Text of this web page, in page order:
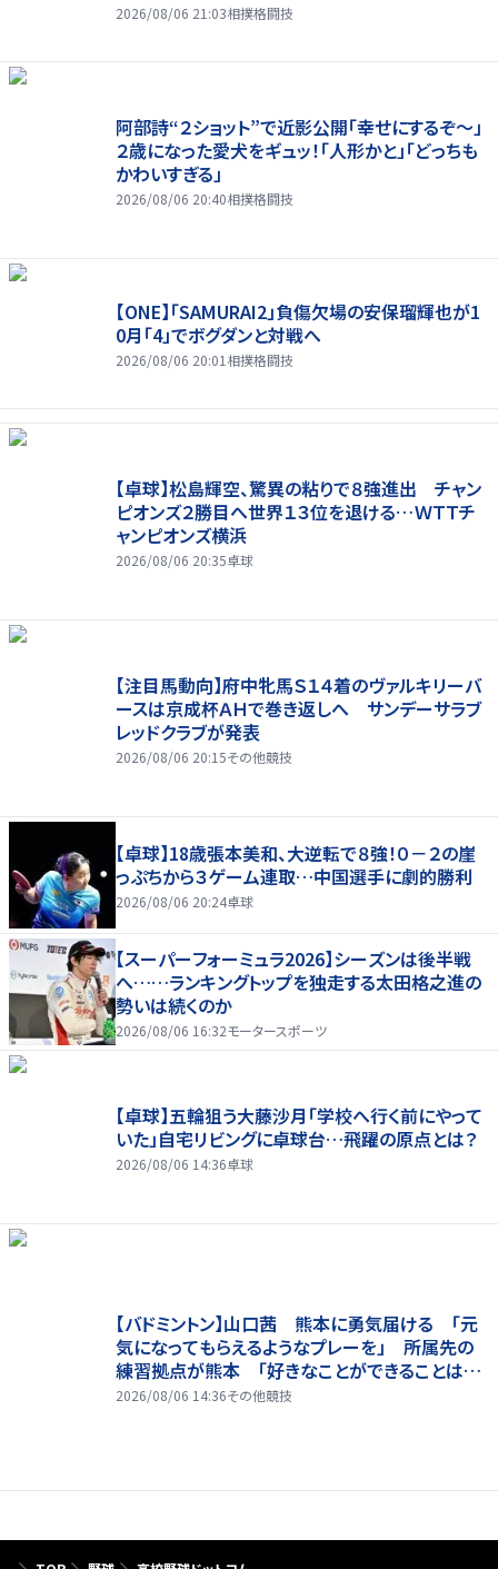
2026/08/06 21:03相撲格闘技
阿部詩“２ショット”で近影公開「幸せにするぞ〜」
２歳になった愛犬をギュッ！「人形かと」「どっちも
かわいすぎる」
2026/08/06 20:40相撲格闘技
【ONE】「SAMURAI2」負傷欠場の安保瑠輝也が1
0月「4」でボグダンと対戦へ
2026/08/06 20:01 相撲格闘技
【卓球】松島輝空、驚異の粘りで８強進出 チャン
ピオンズ２勝目へ世界１３位を退ける…ＷＴＴチ
ャンピオンズ横浜
2026/08/06 20:35卓球
【注目馬動向】府中牝馬Ｓ１４着のヴァルキリーバ
ースは京成杯ＡＨで巻き返しへ サンデーサラブ
レッドクラブが発表
2026/08/06 20:15その他競技
【卓球】18歳張本美和、大逆転で８強！０－２の崖
っぷちから３ゲーム連取…中国選手に劇的勝利
2026/08/06 20:24卓球
【スーパーフォーミュラ2026】シーズンは後半戦
へ……ランキングトップを独走する太田格之進の
勢いは続くのか
2026/08/06 16:32モータースポーツ
【卓球】五輪狙う大藤沙月「学校へ行く前にやって
いた」自宅リビングに卓球台…飛躍の原点とは？
2026/08/06 14:36卓球
【バドミントン】山口茜 熊本に勇気届ける 「元
気になってもらえるようなプレーを」 所属先の
練習拠点が熊本 「好きなことができることは当
たり前じゃない」
2026/08/06 14:36その他競技